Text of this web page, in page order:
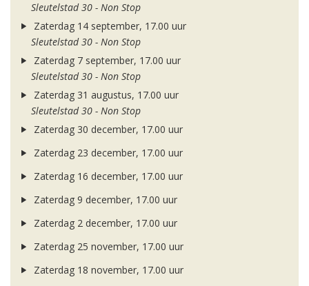
Sleutelstad 30 - Non Stop
Zaterdag 14 september, 17.00 uur
Sleutelstad 30 - Non Stop
Zaterdag 7 september, 17.00 uur
Sleutelstad 30 - Non Stop
Zaterdag 31 augustus, 17.00 uur
Sleutelstad 30 - Non Stop
Zaterdag 30 december, 17.00 uur
Zaterdag 23 december, 17.00 uur
Zaterdag 16 december, 17.00 uur
Zaterdag 9 december, 17.00 uur
Zaterdag 2 december, 17.00 uur
Zaterdag 25 november, 17.00 uur
Zaterdag 18 november, 17.00 uur